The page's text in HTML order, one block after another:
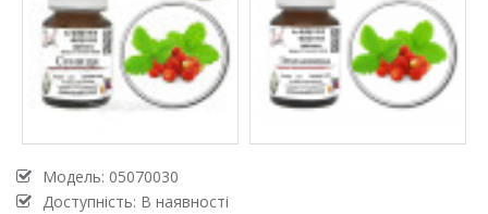
Модель: 05070030
Доступність: В наявності